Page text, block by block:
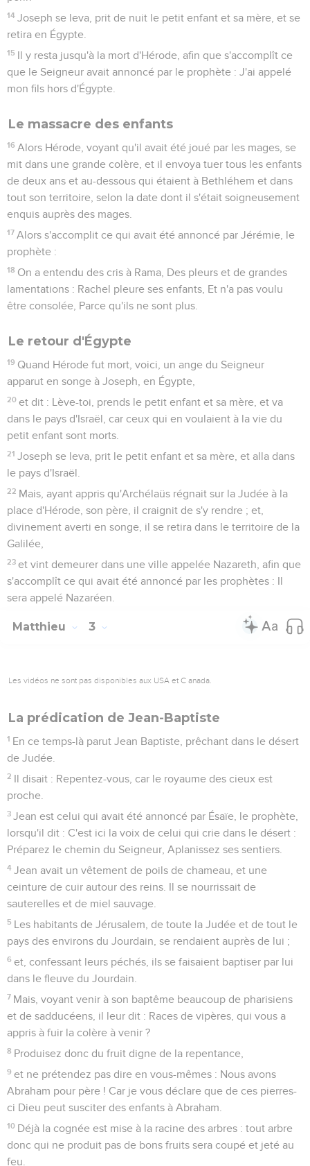
14 Joseph se leva, prit de nuit le petit enfant et sa mère, et se
retira en Égypte.
15 Il y resta jusqu'à la mort d'Hérode, afin que s'accomplît ce
que le Seigneur avait annoncé par le prophète : J'ai appelé
mon fils hors d'Égypte.
Le massacre des enfants
16 Alors Hérode, voyant qu'il avait été joué par les mages, se
mit dans une grande colère, et il envoya tuer tous les enfants
de deux ans et au-dessous qui étaient à Bethléhem et dans
tout son territoire, selon la date dont il s'était soigneusement
enquis auprès des mages.
17 Alors s'accomplit ce qui avait été annoncé par Jérémie, le
prophète :
18 On a entendu des cris à Rama, Des pleurs et de grandes
lamentations : Rachel pleure ses enfants, Et n'a pas voulu
être consolée, Parce qu'ils ne sont plus.
Le retour d'Égypte
19 Quand Hérode fut mort, voici, un ange du Seigneur
apparut en songe à Joseph, en Égypte,
20 et dit : Lève-toi, prends le petit enfant et sa mère, et va
dans le pays d'Israël, car ceux qui en voulaient à la vie du
petit enfant sont morts.
21 Joseph se leva, prit le petit enfant et sa mère, et alla dans
le pays d'Israël.
22 Mais, ayant appris qu'Archélaüs régnait sur la Judée à la
place d'Hérode, son père, il craignit de s'y rendre ; et,
divinement averti en songe, il se retira dans le territoire de la
Galilée,
23 et vint demeurer dans une ville appelée Nazareth, afin que
s'accomplît ce qui avait été annoncé par les prophètes : Il
sera appelé Nazaréen.
Matthieu 3
Les vidéos ne sont pas disponibles aux USA et C anada.
La prédication de Jean-Baptiste
1 En ce temps-là parut Jean Baptiste, prêchant dans le désert
de Judée.
2 Il disait : Repentez-vous, car le royaume des cieux est
proche.
3 Jean est celui qui avait été annoncé par Ésaïe, le prophète,
lorsqu'il dit : C'est ici la voix de celui qui crie dans le désert :
Préparez le chemin du Seigneur, Aplanissez ses sentiers.
4 Jean avait un vêtement de poils de chameau, et une
ceinture de cuir autour des reins. Il se nourrissait de
sauterelles et de miel sauvage.
5 Les habitants de Jérusalem, de toute la Judée et de tout le
pays des environs du Jourdain, se rendaient auprès de lui ;
6 et, confessant leurs péchés, ils se faisaient baptiser par lui
dans le fleuve du Jourdain.
7 Mais, voyant venir à son baptême beaucoup de pharisiens
et de sadducéens, il leur dit : Races de vipères, qui vous a
appris à fuir la colère à venir ?
8 Produisez donc du fruit digne de la repentance,
9 et ne prétendez pas dire en vous-mêmes : Nous avons
Abraham pour père ! Car je vous déclare que de ces pierres-
ci Dieu peut susciter des enfants à Abraham.
10 Déjà la cognée est mise à la racine des arbres : tout arbre
donc qui ne produit pas de bons fruits sera coupé et jeté au
feu.